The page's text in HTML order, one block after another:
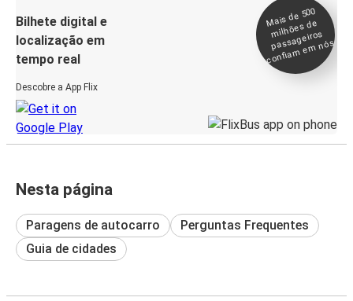
Bilhete digital e
localização em
tempo real
Descobre a App Flix
Mais de 500
milhões de
passageiros
confia
m e
m nós
Nesta página
Paragens de autocarro
Perguntas Frequentes
Guia de cidades